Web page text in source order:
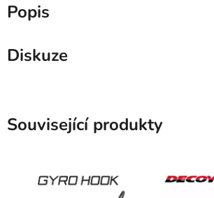
Popis
Diskuze
Související produkty